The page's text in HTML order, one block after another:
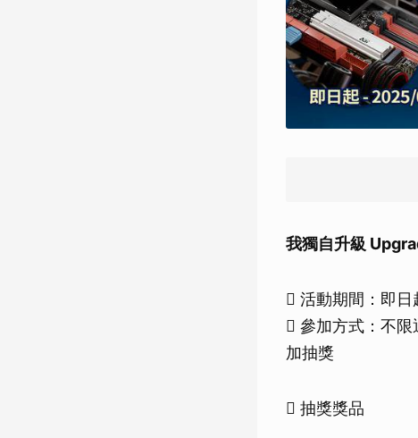
我獨自升級
 活動期間：即
 參加方式：不
加抽獎
 抽獎獎品